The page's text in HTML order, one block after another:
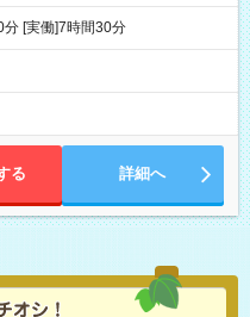
分 [実働]7時間30分
る 詳細へ